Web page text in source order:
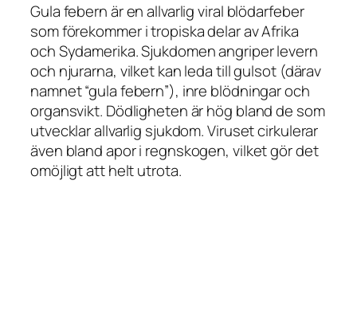
Gula febern är en allvarlig viral blödarfeber
som förekommer i tropiska delar av Afrika
och Sydamerika. Sjukdomen angriper levern
och njurarna, vilket kan leda till gulsot (därav
namnet “gula febern”), inre blödningar och
organsvikt. Dödligheten är hög bland de som
utvecklar allvarlig sjukdom. Viruset cirkulerar
även bland apor i regnskogen, vilket gör det
omöjligt att helt utrota.